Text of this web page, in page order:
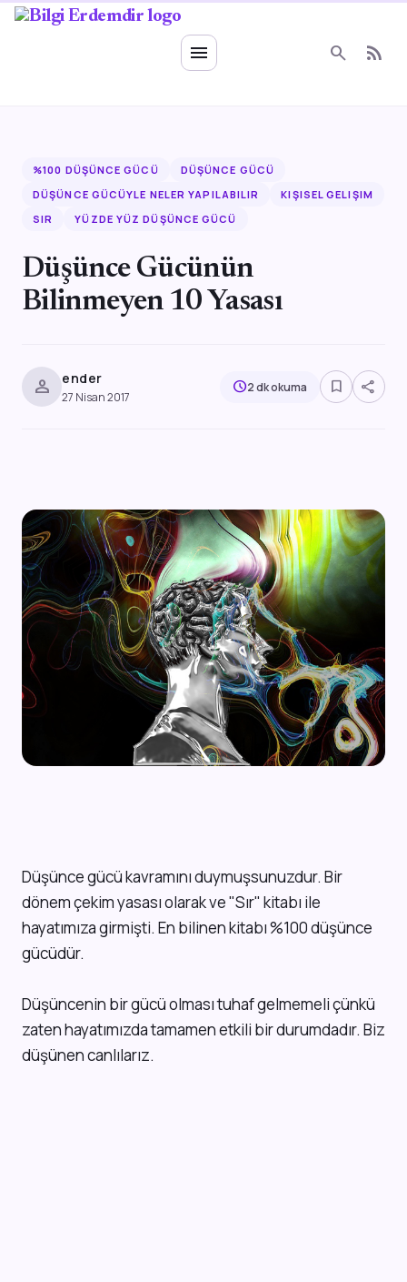
menu
Ruhsal Enerji
search rss_feed
%100 DÜŞÜNCE GÜCÜ
DÜŞÜNCE GÜCÜ
DÜŞÜNCE GÜCÜYLE NELER YAPILABILIR
KIŞISEL GELIŞIM
SIR
YÜZDE YÜZ DÜŞÜNCE GÜCÜ
Düşünce Gücünün
Bilinmeyen 10 Yasası
person ender
27 Nisan 2017
schedule2 dk okuma bookmark_border share
Düşünce gücü kavramını duymuşsunuzdur. Bir
dönem çekim yasası olarak ve "Sır" kitabı ile
hayatımıza girmişti. En bilinen kitabı %100 düşünce
gücüdür.
Düşüncenin bir gücü olması tuhaf gelmemeli çünkü
zaten hayatımızda tamamen etkili bir durumdadır. Biz
düşünen canlılarız.